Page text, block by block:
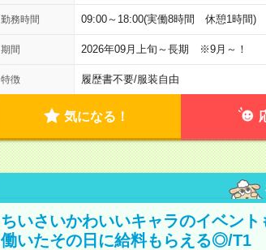
勤務時間 09:00～18:00(実働8時間 休憩1時間)
期間 2026年09月上旬～長期 ※9月～！
特徴 履歴書不要/服装自由
気になる！
ちいさいかわいいキャラのイベン
働いたその日に給料もらえる◎/T1